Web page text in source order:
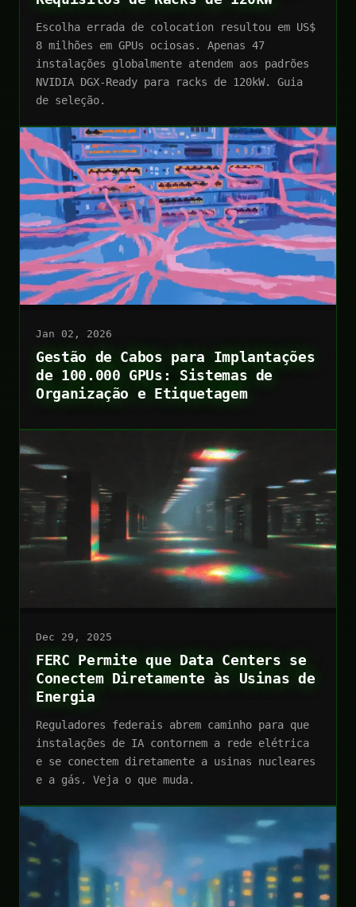
Escolha errada de colocation resultou em US$
8 milhões em GPUs ociosas. Apenas 47
instalações globalmente atendem aos padrões
NVIDIA DGX-Ready para racks de 120kW. Guia
de seleção.
Jan 02, 2026
Gestão de Cabos para Implantações
de 100.000 GPUs: Sistemas de
Organização e Etiquetagem
Dec 29, 2025
FERC Permite que Data Centers se
Conectem Diretamente às Usinas de
Energia
Reguladores federais abrem caminho para que
instalações de IA contornem a rede elétrica
e se conectem diretamente a usinas nucleares
e a gás. Veja o que muda.